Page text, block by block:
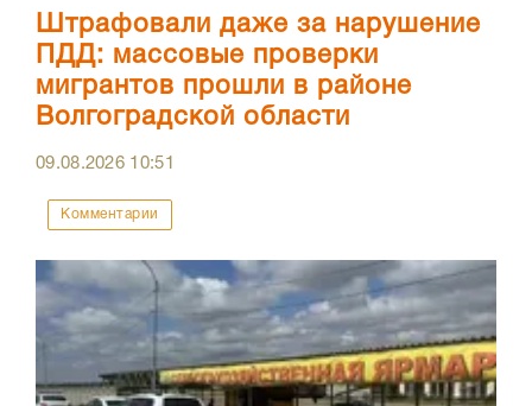
Штрафовали даже за нарушение
ПДД: массовые проверки
мигрантов прошли в районе
Волгоградской области
09.08.2026 10:51
Комментарии